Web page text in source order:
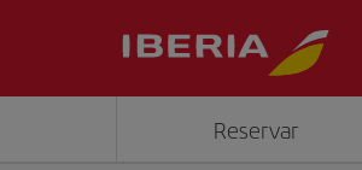
Reservar